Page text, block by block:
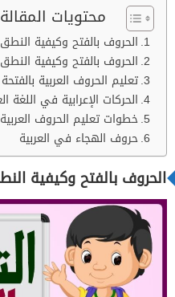
محتويات المقالة
الحروف بالفتح وكيفية
الحروف بالفتح وكيفية
تعليم الحروف العربية بالفتحة
الحركات الإعرابية في اللغة
خطوات تعليم الحروف
حروف الهجاء في العربية
الحروف بالفتح وكيفية